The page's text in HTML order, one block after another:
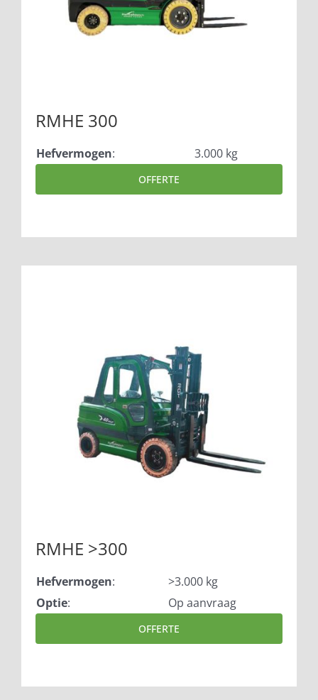
RMHE 300
Hefvermogen: 3.000 kg
OFFERTE
RMHE >300
Hefvermogen:
>3.000 kg
Optie: Op aanvraag
OFFERTE